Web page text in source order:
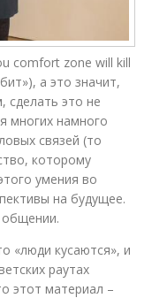
comfort zone will kill
а это значит,
сделать это не
многих намного
связей (то
которому
умения во
на будущее.
общении.
«люди кусаются», и
раутах
этот материал –